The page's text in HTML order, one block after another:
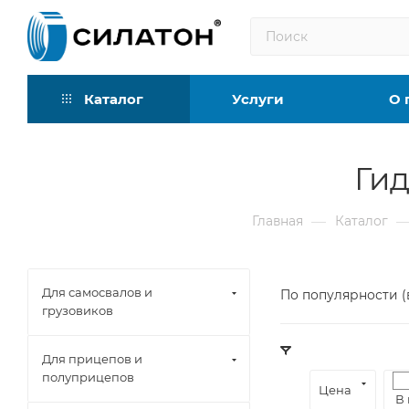
Каталог
МАЗ
ЗИЛ
FAW
ПТС
Schmitz
Faw
Услуги О
Главная — Каталог
По популярности
Цена
В
Для самосвалов и
грузовиков
Для прицепов и
полуприцепов